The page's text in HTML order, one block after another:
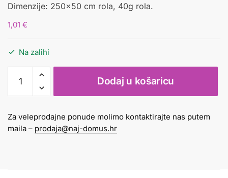
Dimenzije: 250×50 cm rola, 40g rola.
1,01 €
Na zalihi
papir
40gr
žuti
292
Dodaj u košaricu
Za veleprodajne ponude molimo kontaktirajte nas putem
maila – prodaja@naj-domus.hr